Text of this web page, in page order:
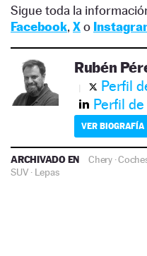
Sigue toda la
Facebook, Xo
Rubén
Perfil
Perfil
VER BIOGRAFÍA
ARCHIVADO EN Chery·
SUV · Lepas